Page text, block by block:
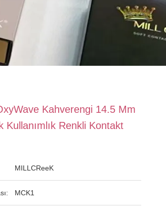
Kahverengi 14.5 Mm
Kullanımlık Renkli Kontakt
MILLCReeK
MCK1